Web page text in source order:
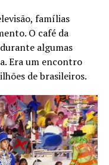
famílias
O café da
algumas
Era um encontro
de brasileiros.